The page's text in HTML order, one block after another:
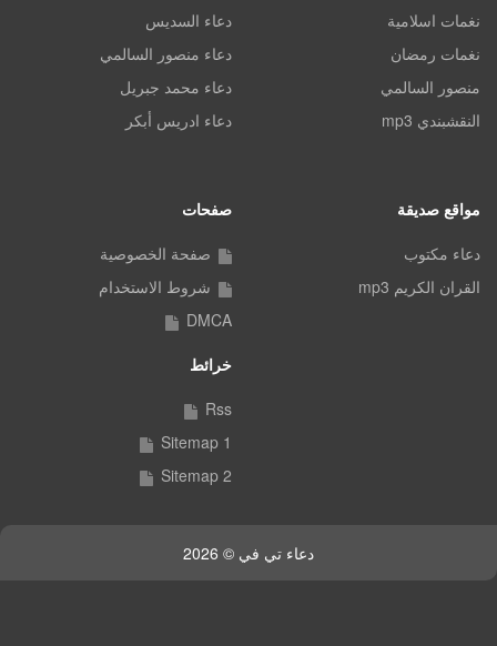
نغمات اسلامية
نغمات رمضان
منصور السالمي
النقشبندي mp3
دعاء السديس
دعاء منصور السالمي
دعاء محمد جبريل
دعاء ادريس أبكر
مواقع صديقة
دعاء مكتوب
القران الكريم mp3
صفحات
صفحة الخصوصية
شروط الاستخدام
DMCA
خرائط
Rss
Sitemap 1
Sitemap 2
دعاء تي في © 2026